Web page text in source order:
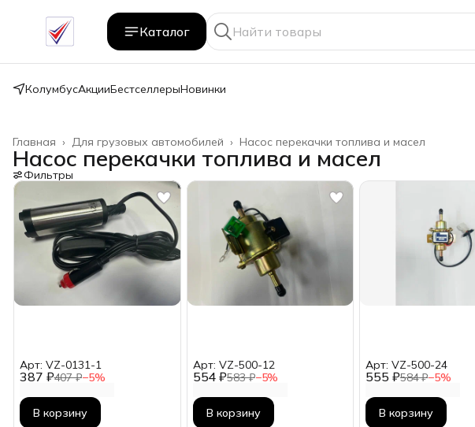
Каталог
КолумбусАкцииБестселлерыНовинки
Насос перекачки топлива и масел
Для грузовых автомобилей ›
Главная ›
Насос перекачки топлива и масел
Фильтры
387 ₽407 ₽−5%
Арт: VZ-0131-1
В корзину
554 ₽583 ₽−5%
Арт: VZ-500-12
В корзину
555 ₽584 ₽−5%
Арт: VZ-500-24
В корзину